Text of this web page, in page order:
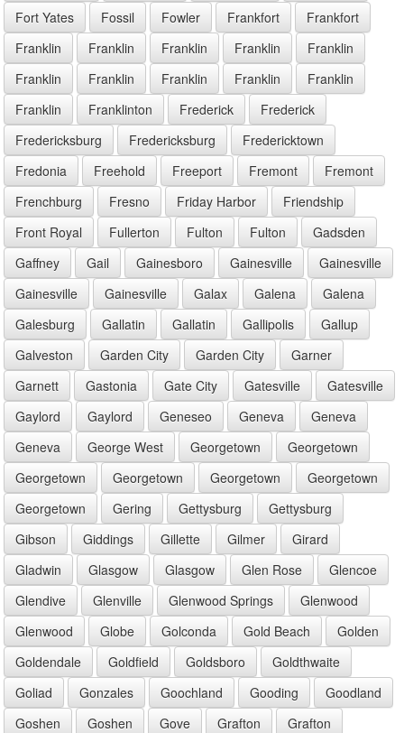
Fort Yates
Fossil Fowler Frankfort
Frankfort
Franklin
Franklin Franklin Franklin
Franklin
Franklin
Franklin Franklin Franklin
Franklin
Franklin
Franklinton Frederick
Frederick
Fredericksburg
Fredericksburg
Fredericktown
Fredonia
Freehold Freeport Fremont
Fremont
Frenchburg
Fresno Friday Harbor
Friendship
Front Royal
Fullerton Fulton Fulton
Gadsden
Gaffney
Gail Gainesboro Gainesville
Gainesville
Gainesville
Gainesville Galax Galena
Galena
Galesburg
Gallatin Gallatin Gallipolis
Gallup
Galveston
Garden City Garden City
Garner
Garnett
Gastonia Gate City Gatesville
Gatesville
Gaylord
Gaylord Geneseo Geneva
Geneva
Geneva
George West Georgetown
Georgetown
Georgetown
Georgetown Georgetown
Georgetown
Georgetown
Gering Gettysburg
Gettysburg
Gibson
Giddings Gillette Gilmer
Girard
Gladwin
Glasgow Glasgow Glen Rose
Glencoe
Glendive
Glenville Glenwood Springs
Glenwood
Glenwood
Globe Golconda Gold Beach
Golden
Goldendale
Goldfield Goldsboro
Goldthwaite
Goliad
Gonzales Goochland Gooding
Goodland
Goshen
Goshen Gove Grafton
Grafton